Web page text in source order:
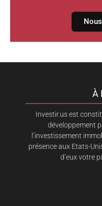
À
Investir.us est
développement
l’investissement
présence aux Etats-
d’eux votre